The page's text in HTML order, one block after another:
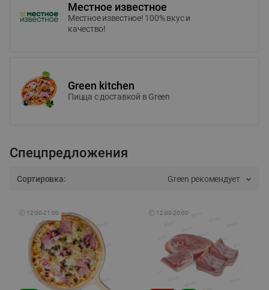
Местное известное
Местное известное! 100% вкус и
качество!
Green kitchen
Пицца c доставкой в Green
Спецпредложения
Сортировка: Green рекомендует
🕘 12:00-21:00 🕘 12:00-20:00